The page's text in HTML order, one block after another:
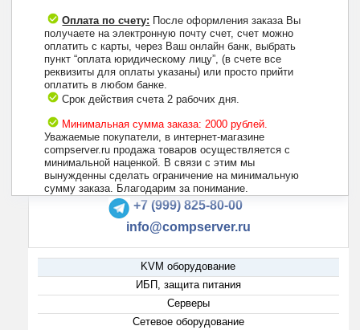
Оплата по счету: После оформления заказа Вы
получаете на электронную почту счет, счет можно
оплатить с карты, через Ваш онлайн банк, выбрать
пункт “оплата юридическому лицу”, (в счете все
реквизиты для оплаты указаны) или просто прийти
оплатить в любом банке.
Срок действия счета 2 рабочих дня.
Минимальная сумма заказа: 2000 рублей.
Уважаемые покупатели, в интернет-магазине
compserver.ru продажа товаров осуществляется с
минимальной наценкой. В связи с этим мы
вынужденны сделать ограничение на минимальную
сумму заказа. Благодарим за понимание.
+7 (495) 223-13-47
+7 (999) 825-80-00
info@compserver.ru
KVM оборудование
ИБП, защита питания
Серверы
Сетевое оборудование